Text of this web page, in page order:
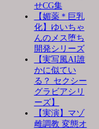
せCG集
【媚薬＊巨乳
化】ゆいちゃ
んのメス堕ち
開発シリーズ
【実写風AI誰
かに似てい
る？ セクシー
グラビアシリ
ーズ】
【実演】マゾ
雌調教 変態オ